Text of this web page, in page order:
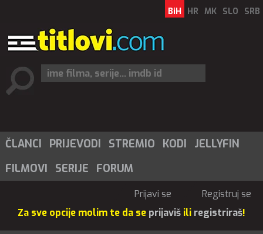
BiH HR MK SLO SRB
ČLANCI PRIJEVODI STREMIO KODI
JELLYFIN
FILMOVI
SERIJE FORUM
Prijavi se
Registruj se
Za sve opcije molim te da se prijaviš ili registriraš!